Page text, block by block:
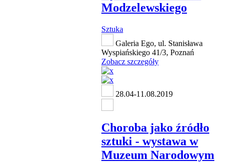
Modzelewskiego
Sztuka
Galeria Ego, ul. Stanisława
Wyspiańskiego 41/3, Poznań
Zobacz szczegóły
28.04-11.08.2019
Choroba jako źródło
sztuki - wystawa w
Muzeum Narodowym